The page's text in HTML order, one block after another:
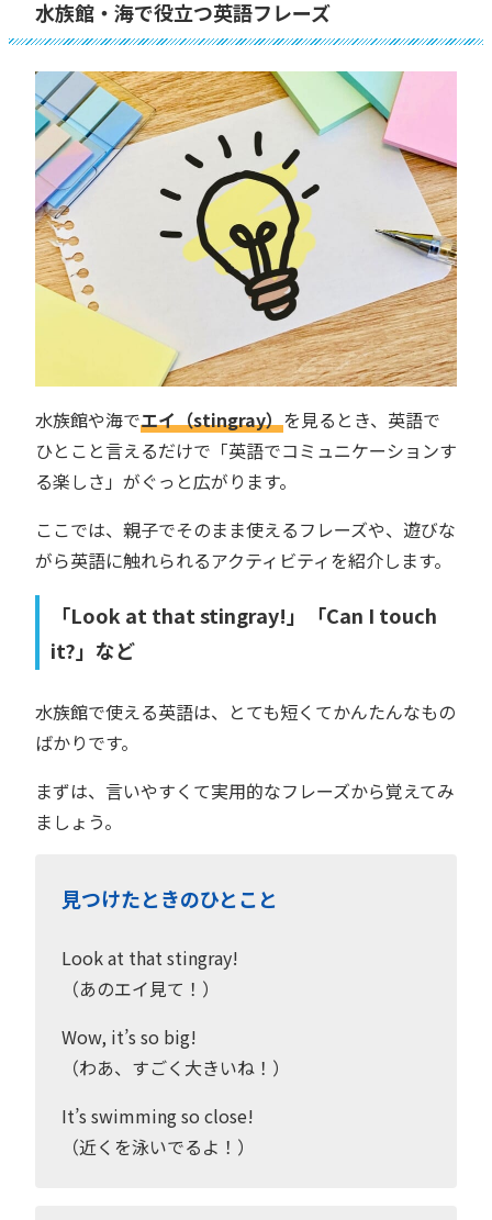
水族館・海で役立つ英語フレーズ
水族館や海でエイ（stingray）を見るとき、英語で
ひとこと言えるだけで「英語でコミュニケーションす
る楽しさ」がぐっと広がります。
ここでは、親子でそのまま使えるフレーズや、遊びな
がら英語に触れられるアクティビティを紹介します。
「Look at that stingray!」「Can I touch
it?」など
水族館で使える英語は、とても短くてかんたんなもの
ばかりです。
まずは、言いやすくて実用的なフレーズから覚えてみ
ましょう。
見つけたときのひとこと
Look at that stingray!
（あのエイ見て！）
Wow, it’s so big!
（わあ、すごく大きいね！）
It’s swimming so close!
（近くを泳いでるよ！）